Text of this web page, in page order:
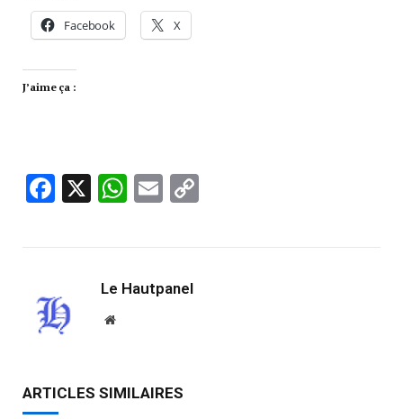
Facebook X
J’aime ça :
Facebook
X WhatsApp
Email
Le Hautpanel
Website
ARTICLES SIMILAIRES